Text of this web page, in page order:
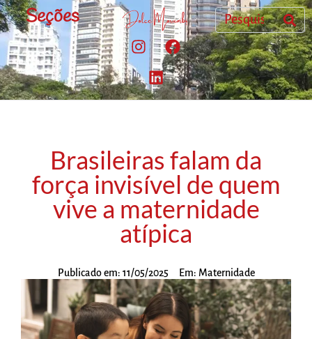
Seções
Brasileiras falam da
força invisível de quem
vive a maternidade
atípica
Publicado em: 11/05/2025 Em: Maternidade